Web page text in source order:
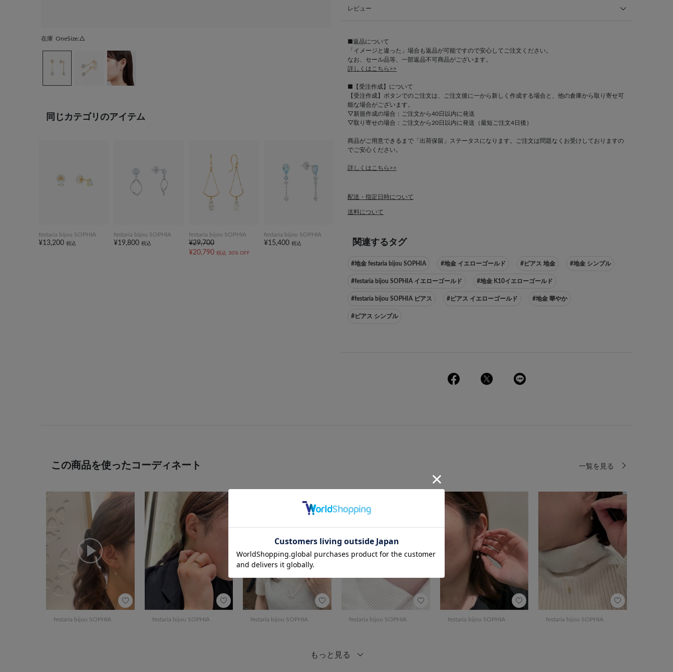
在庫 OneSize:△
同じカテゴリのアイテム
festaria bijou SOPHIA
¥13,200 税込
festaria bijou SOPHIA
¥19,800 税込
festaria bijou SOPHIA
¥29,700
¥20,790 税込 30% OFF
festaria bijou SOPHIA
¥15,400 税込
レビュー
■返品について
「イメージと違った」場合も返品が可能ですので安心してご注文ください。
なお、セール品等、一部返品不可商品がございます。
詳しくはこちら>>
■【受注作成】について
【受注作成】ボタンでのご注文は、ご注文後に一から新しく作成する場合と、他の倉庫から取り寄せ可
能な場合がございます。
▽新規作成の場合：ご注文から40日以内に発送
▽取り寄せの場合：ご注文から20日以内に発送（最短ご注文4日後）
商品がご用意できるまで「出荷保留」ステータスになります。ご注文は問題なくお受けしておりますの
でご安心ください。
詳しくはこちら>>
配送・指定日時について
送料について
関連するタグ
#地金 festaria bijou SOPHIA #地金 イエローゴールド #ピアス 地金 #地金 シンプル
#festaria bijou SOPHIA イエローゴールド #地金 K10イエローゴールド
#festaria bijou SOPHIA ピアス #ピアス イエローゴールド #地金 華やか
#ピアス シンプル
この商品を使ったコーディネート 一覧を見る
festaria bijou SOPHIA festaria bijou SOPHIA festaria bijou SOPHIA festaria bijou SOPHIA festaria bijou SOPHIA festaria bijou SOPHIA
もっと見る